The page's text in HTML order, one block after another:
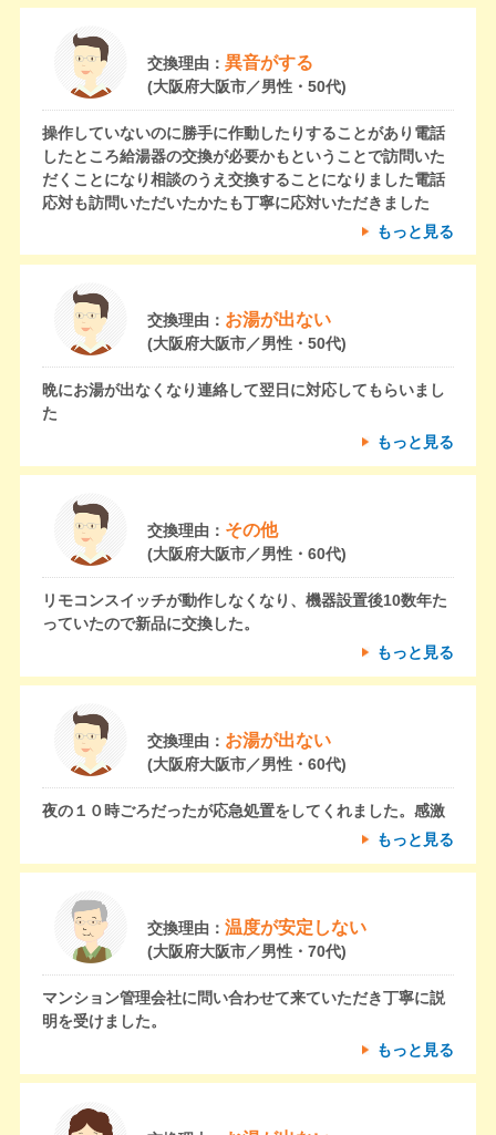
交換理由： 異音がする
(大阪府大阪市／男性・50代)
操作していないのに勝手に作動したりすることがあり電話
したところ給湯器の交換が必要かもということで訪問いた
だくことになり相談のうえ交換することになりました電話
応対も訪問いただいたかたも丁寧に応対いただきました
もっと見る
交換理由： お湯が出ない
(大阪府大阪市／男性・50代)
晩にお湯が出なくなり連絡して翌日に対応してもらいまし
た
もっと見る
交換理由： その他
(大阪府大阪市／男性・60代)
リモコンスイッチが動作しなくなり、機器設置後10数年た
っていたので新品に交換した。
もっと見る
交換理由： お湯が出ない
(大阪府大阪市／男性・60代)
夜の１０時ごろだったが応急処置をしてくれました。感激
もっと見る
交換理由： 温度が安定しない
(大阪府大阪市／男性・70代)
マンション管理会社に問い合わせて来ていただき丁寧に説
明を受けました。
もっと見る